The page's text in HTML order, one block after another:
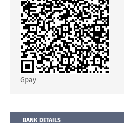
Gpay
BANK DETAILS